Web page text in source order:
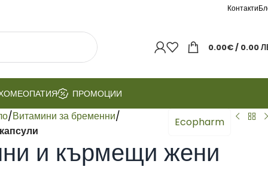
Контакти
0.00€/ 0.00
ПРОМОЦИИ
/Витамини за бременни/
Ecopharm
и кърмещи жени